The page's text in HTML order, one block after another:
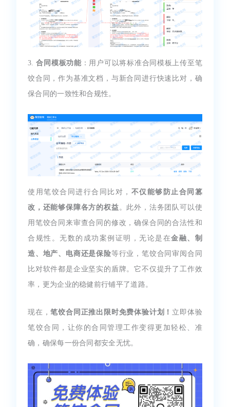
3.合同模板功能 ：用户可以将标准合同模板上传至笔
饺合同，作为基准文档，与新合同进行快速比对，确
保合同的一致性和合规性。
使用笔饺合同进行合同比对， 不仅能够防止合同篡
改，还能够保障各方的权益 。此外，法务团队可以使
用笔饺合同来审查合同的修改，确保合同的合法性和
合规性。无数的成功案例证明，无论是在金融、制
造、地产、电商还是保险等行业，笔饺合同审阅合同
比对软件都是企业坚实的盾牌。它不仅提升了工作效
率，更为企业的稳健前行铺平了道路。
现在，笔饺合同正推出限时免费体验计划！ 立即体验
笔饺合同，让你的合同管理工作变得更加轻松、准
确，确保每一份合同都安全无忧。